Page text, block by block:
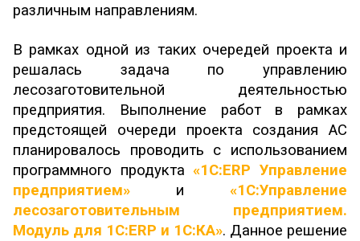
различным направлениям.
В рамках одной из таких очередей проекта и
решалась задача по управлению
лесозаготовительной деятельностью
предприятия. Выполнение работ в рамках
предстоящей очереди проекта создания АС
планировалось проводить с использованием
программного продукта«1С:ERP Управление
предприятием» и «1С:Управление
лесозаготовительным предприятием.
Модуль для 1С:ERP и 1С:КА». Данное решение